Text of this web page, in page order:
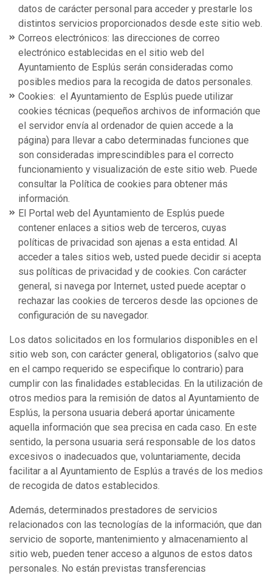
datos de carácter personal para acceder y prestarle los
distintos servicios proporcionados desde este sitio web.
Correos electrónicos: las direcciones de correo
electrónico establecidas en el sitio web del
Ayuntamiento de Esplús serán consideradas como
posibles medios para la recogida de datos personales.
Cookies: el Ayuntamiento de Esplús puede utilizar
cookies técnicas (pequeños archivos de información que
el servidor envía al ordenador de quien accede a la
página) para llevar a cabo determinadas funciones que
son consideradas imprescindibles para el correcto
funcionamiento y visualización de este sitio web. Puede
consultar la Política de cookies para obtener más
información.
El Portal web del Ayuntamiento de Esplús puede
contener enlaces a sitios web de terceros, cuyas
políticas de privacidad son ajenas a esta entidad. Al
acceder a tales sitios web, usted puede decidir si acepta
sus políticas de privacidad y de cookies. Con carácter
general, si navega por Internet, usted puede aceptar o
rechazar las cookies de terceros desde las opciones de
configuración de su navegador.
Los datos solicitados en los formularios disponibles en el
sitio web son, con carácter general, obligatorios (salvo que
en el campo requerido se especifique lo contrario) para
cumplir con las finalidades establecidas. En la utilización de
otros medios para la remisión de datos al Ayuntamiento de
Esplús, la persona usuaria deberá aportar únicamente
aquella información que sea precisa en cada caso. En este
sentido, la persona usuaria será responsable de los datos
excesivos o inadecuados que, voluntariamente, decida
facilitar a al Ayuntamiento de Esplús a través de los medios
de recogida de datos establecidos.
Además, determinados prestadores de servicios
relacionados con las tecnologías de la información, que dan
servicio de soporte, mantenimiento y almacenamiento al
sitio web, pueden tener acceso a algunos de estos datos
personales. No están previstas transferencias